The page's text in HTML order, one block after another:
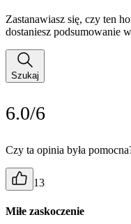
Zastanawiasz się, czy ten
dostaniesz podsumowanie
Szukaj
6.0/6
Czy ta opinia była
13
Miłe zaskoczenie